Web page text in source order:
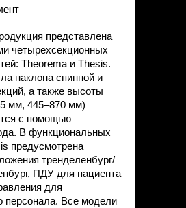
представлена
четырехсекционных
Theorema и Thesis.
наклона спинной и
а также высоты
мм, 445–870 мм)
с помощью
В функциональных
предусмотрена
тренделенбург/
ПДУ для пациента
для
персонала. Все модели